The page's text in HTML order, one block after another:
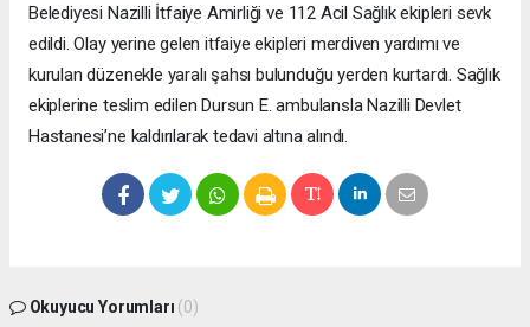
Belediyesi Nazilli İtfaiye Amirliği ve 112 Acil Sağlık ekipleri sevk
edildi. Olay yerine gelen itfaiye ekipleri merdiven yardımı ve
kurulan düzenekle yaralı şahsı bulunduğu yerden kurtardı. Sağlık
ekiplerine teslim edilen Dursun E. ambulansla Nazilli Devlet
Hastanesi’ne kaldırılarak tedavi altına alındı.
Okuyucu Yorumları (0)